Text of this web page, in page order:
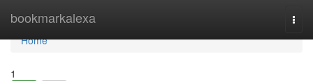
bookmarkalexa
Home
Home
1